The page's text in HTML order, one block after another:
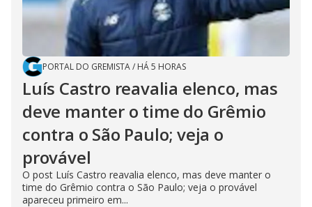
PORTAL DO GREMISTA/ HÁ 5 HORAS
Luís Castro reavalia elenco, mas
deve manter o time do Grêmio
contra o São Paulo; veja o
provável
O post Luís Castro reavalia elenco, mas deve manter o
time do Grêmio contra o São Paulo; veja o provável
apareceu primeiro em...